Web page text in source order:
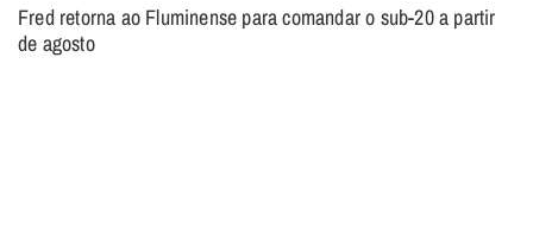
Fred retorna ao Fluminense para comandar o sub-20 a partir
de agosto